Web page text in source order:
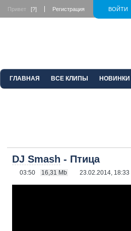
ВОЙТИ
Привет [?] Регистрация
ГЛАВНАЯ ВСЕ КЛИПЫ НОВИНКИ
DJ Smash - Птица
03:50 16,31 Mb 23.02.2014, 18:33